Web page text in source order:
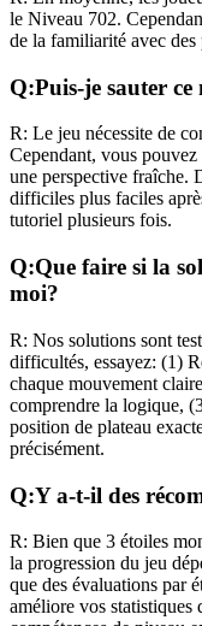
le Niveau 702.
de la familiarité avec des
Q:Puis-je sauter
R: Le jeu nécessite de
Cependant, vous
une perspective fraîche.
difficiles plus faciles
tutoriel plusieurs fois.
Q:Que faire si la
moi?
R: Nos solutions sont
difficultés, essayez: (1)
chaque mouvement
comprendre la logique,
position de plateau
précisément.
Q:Y a-t-il des
R: Bien que 3 étoiles
la progression du jeu
que des évaluations par
améliore vos statistiques